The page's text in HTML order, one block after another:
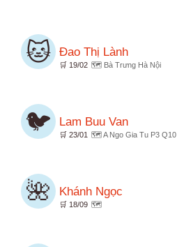
🐱 Đao Thị Lành
🛒 19/02 🗺️ Bà Trưng Hà Nội
🐦 Lam Buu Van
🛒 23/01 🗺️ A Ngo Gia Tu P3 Q10
🌺 Khánh Ngọc
🛒 18/09 🗺️